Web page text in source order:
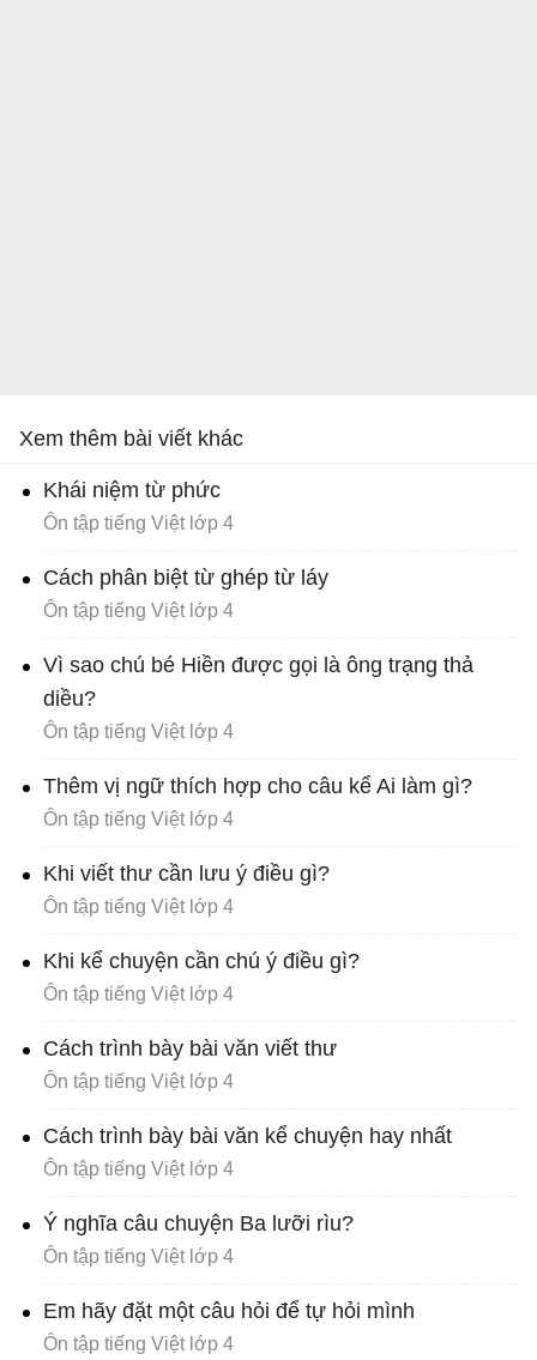
Xem thêm bài viết khác
Khái niệm từ phức
Ôn tập tiếng Việt lớp 4
Cách phân biệt từ ghép từ láy
Ôn tập tiếng Việt lớp 4
Vì sao chú bé Hiền được gọi là ông trạng thả
diều?
Ôn tập tiếng Việt lớp 4
Thêm vị ngữ thích hợp cho câu kể Ai làm gì?
Ôn tập tiếng Việt lớp 4
Khi viết thư cần lưu ý điều gì?
Ôn tập tiếng Việt lớp 4
Khi kể chuyện cần chú ý điều gì?
Ôn tập tiếng Việt lớp 4
Cách trình bày bài văn viết thư
Ôn tập tiếng Việt lớp 4
Cách trình bày bài văn kể chuyện hay nhất
Ôn tập tiếng Việt lớp 4
Ý nghĩa câu chuyện Ba lưỡi rìu?
Ôn tập tiếng Việt lớp 4
Em hãy đặt một câu hỏi để tự hỏi mình
Ôn tập tiếng Việt lớp 4